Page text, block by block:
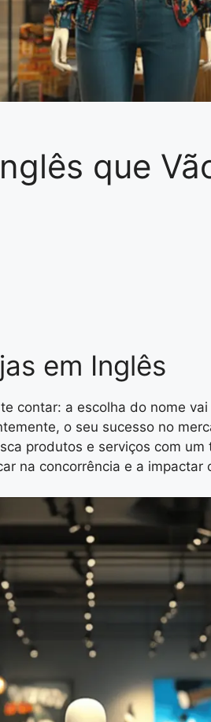
que
em Inglês
contar: a escolha do nome
o seu sucesso no
produtos e serviços com
na concorrência e a